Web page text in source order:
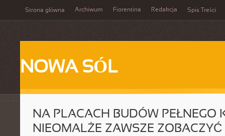
Strona główna Archiwum Fiorentina Redakcja Spis Treści
NOWA SÓL
NA PLACACH BUDÓW PEŁNEGO
NIEOMALŻE ZAWSZE ZOBACZYĆ